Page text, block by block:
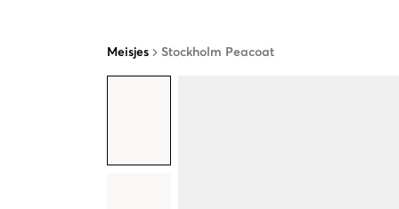
Meisjes Stockholm Peacoat